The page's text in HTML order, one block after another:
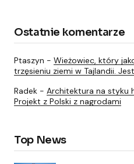
Ostatnie komentarze
Ptaszyn - Wieżowiec, który
trzęsieniu ziemi w Tajlandii.
Radek - Architektura na styku
Projekt z Polski z nagrodami
Top News